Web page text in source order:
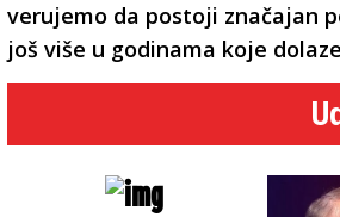
verujemo da postoji značajan
još više u godinama koje